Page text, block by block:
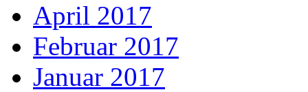
April 2017
Februar 2017
Januar 2017